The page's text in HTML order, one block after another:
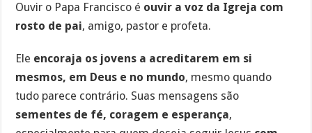
Ouvir o Papa Francisco é ouvir a voz da Igreja com
rosto de pai, amigo, pastor e profeta.
Ele encoraja os jovens a acreditarem em si
mesmos, em Deus e no mundo, mesmo quando
tudo parece contrário. Suas mensagens são
sementes de fé, coragem e esperança,